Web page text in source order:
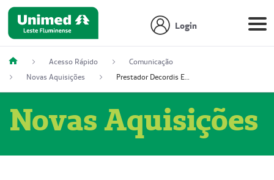
Login
Acesso Rápido
Comunicação
Novas Aquisições
Prestador Decordis Exames Cardiológicos LTDA (51004346-0)
Novas Aquisições